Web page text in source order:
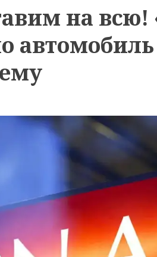
на всю!